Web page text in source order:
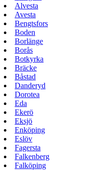
Alvesta
Avesta
Bengtsfors
Boden
Borlänge
Borås
Botkyrka
Bräcke
Båstad
Danderyd
Dorotea
Eda
Ekerö
Eksjö
Enköping
Eslöv
Fagersta
Falkenberg
Falköping